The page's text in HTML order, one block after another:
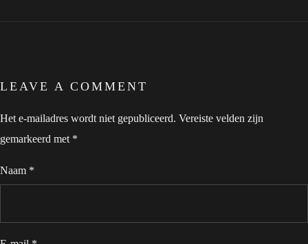
LEAVE A COMMENT
Het e-mailadres wordt niet gepubliceerd. Vereiste velden zijn
gemarkeerd met *
Naam *